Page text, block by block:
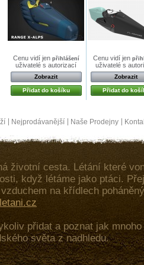
Cenu vidí jen přihlášení
uživatelé s autorizací
Zobrazit
Přidat do košíku
Cenu vidí jen
uživatelé s
Zobrazit
Přidat do
Nejprodávanější Naše Prodejny
životní cesta. Létání které
když létáme jako ptáci.
na křídlech
přidat a poznat jak
světa z nadhledu.